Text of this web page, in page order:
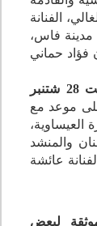
الفنانة
مدينة فاس،
فؤاد حماني
الليلة الختامية : ليلة المتعة الروحية : السبت 28 شتنبر
موعد مع
العيساوية،
والمنشد
عائشة
لبعض